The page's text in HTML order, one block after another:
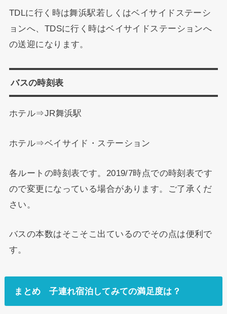
TDLに行く時は舞浜駅若しくはベイサイドステーシ
ョンへ、TDSに行く時はベイサイドステーションへ
の送迎になります。
バスの時刻表
ホテル⇒JR舞浜駅
ホテル⇒ベイサイド・ステーション
各ルートの時刻表です。2019/7時点での時刻表です
ので変更になっている場合があります。ご了承くだ
さい。
バスの本数はそこそこ出ているのでその点は便利で
す。
まとめ 子連れ宿泊してみての満足度は？